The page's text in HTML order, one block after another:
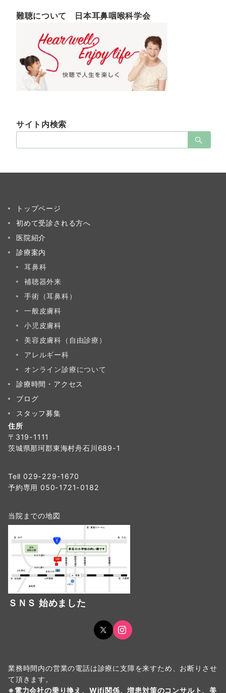
難聴について 日本耳鼻咽喉科学会
サイト内検索
索：
トップページ
初めて受診される方へ
医院紹介
診療案内
耳鼻科
補聴器外来
手術（耳鼻科）
一般皮膚科
小児皮膚科
美容皮膚科（自由診療）
アレルギー科
オンライン診療について
診療時間・アクセス
ブログ
スタッフ募集
住所
〒319-1111
茨城県那珂郡東海村舟石川689-1
Tell 029-229-1670
予約専用 050-1721-0182
当院までの地図
ＳＮＳ 始めました
業務時間内の営業の電話は診療に支障を来すため、お断りさせ
て頂きます。
※電力会社の乗り換え 、 Wifi関係、増患対策のコンサルト 、美